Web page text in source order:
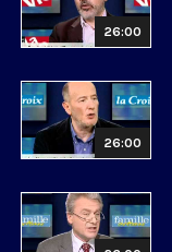
26:00
26:00